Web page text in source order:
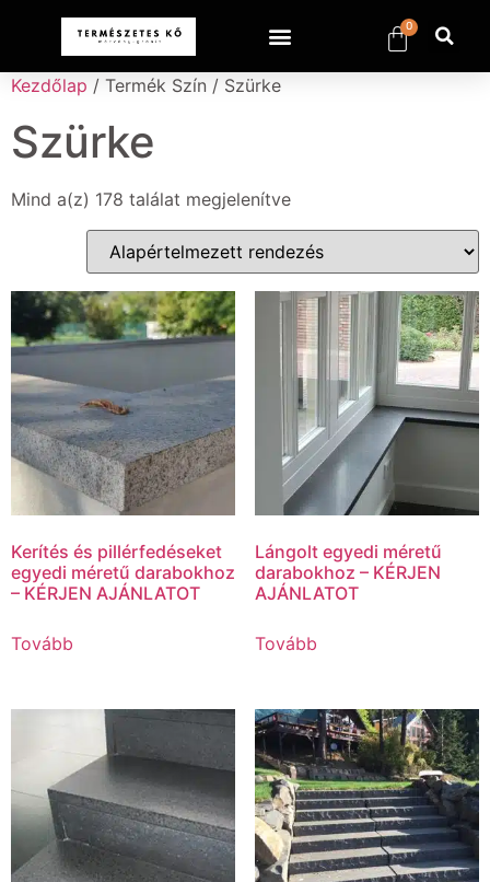
0
Kezdőlap / Termék Szín / Szürke
Szürke
Mind a(z) 178 találat megjelenítve
Kerítés és pillérfedéseket
egyedi méretű darabokhoz
– KÉRJEN AJÁNLATOT
Tovább
Lángolt egyedi méretű
darabokhoz – KÉRJEN
AJÁNLATOT
Tovább